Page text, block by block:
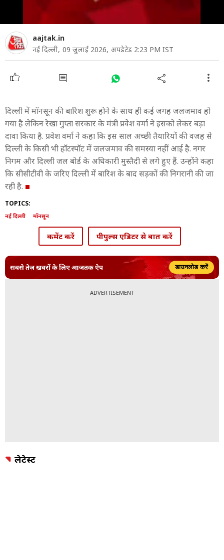
aajtak.in
नई दिल्ली, 09 जुलाई 2026, अपडेटेड 2:23 PM IST
दिल्ली में मॉनसून की बारिश शुरू होने के साथ ही कई जगह जलजमाव हो
गया है लेकिन रेखा गुप्ता सरकार के मंत्री प्रवेश वर्मा ने इसको लेकर बड़ा
दावा किया है. प्रवेश वर्मा ने कहा कि इस साल अच्छी तैयारियों की वजह से
दिल्ली के किसी भी हॉटस्पॉट में जलजमाव की समस्या नहीं आई है. नगर
निगम और दिल्ली जल बोर्ड के अधिकारी मुस्तैदी से लगे हुए हैं. उन्होंने कहा
कि सीसीटीवी के जरिए दिल्ली में बारिश के बाद सड़कों की निगरानी की जा
रही है.
TOPICS:
नई दिल्ली मॉनसून
कमेंट करें पीपुल्स एडिटर से बात करें
सबसे तेज़ ख़बरों के लिए आजतक ऐप डाउनलोड करें
ADVERTISEMENT
लेटेस्ट